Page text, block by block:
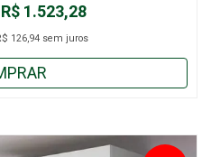
R$ 1.523,28
126,94 sem juros